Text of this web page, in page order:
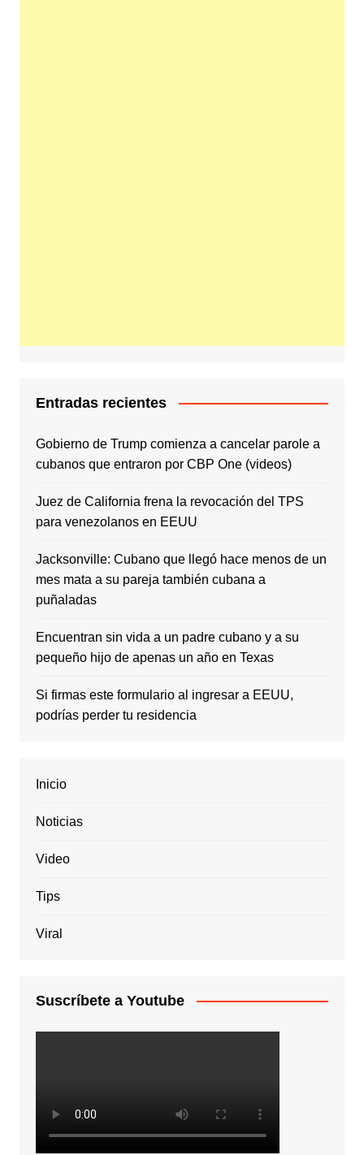
Entradas recientes
Gobierno de Trump comienza a cancelar parole a
cubanos que entraron por CBP One (videos)
Juez de California frena la revocación del TPS
para venezolanos en EEUU
Jacksonville: Cubano que llegó hace menos de un
mes mata a su pareja también cubana a
puñaladas
Encuentran sin vida a un padre cubano y a su
pequeño hijo de apenas un año en Texas
Si firmas este formulario al ingresar a EEUU,
podrías perder tu residencia
Inicio
Noticias
Video
Tips
Viral
Suscríbete a Youtube